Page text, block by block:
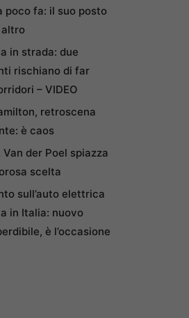
poco fa: il suo posto
altro
in strada: due
rischiano di far
– VIDEO
retroscena
è caos
der Poel spiazza
scelta
sull’auto elettrica
in Italia: nuovo
è l’occasione